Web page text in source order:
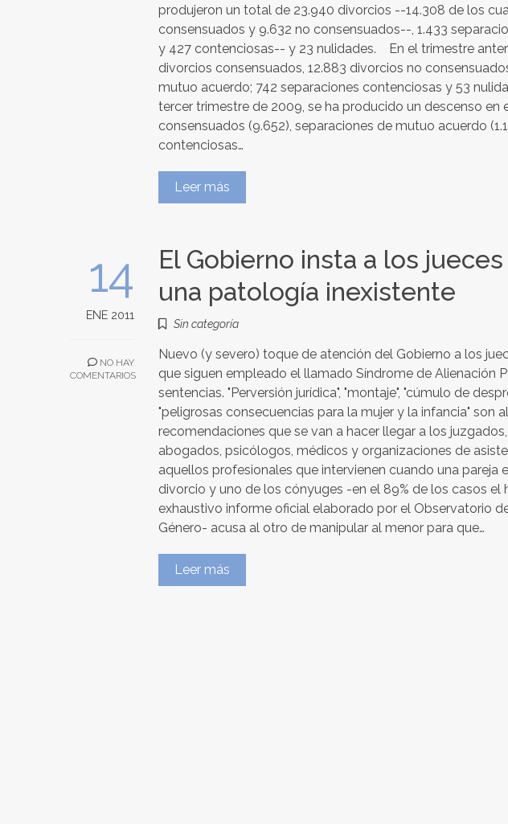
produjeron un total de 23.940 divorcios --14.308 de los
consensuados y 9.632 no consensuados--, 1.433
y 427 contenciosas-- y 23 nulidades. En el trimestre
divorcios consensuados, 12.883 divorcios no
mutuo acuerdo; 742 separaciones contenciosas y 53
tercer trimestre de 2009, se ha producido un descenso en
consensuados (9.652), separaciones de mutuo acuerdo
contenciosas…
Leer más
14
ENE 2011
NO HAY
COMENTARIOS
El Gobierno insta a los
una patología inexistente
Sin categoría
Nuevo (y severo) toque de atención del Gobierno a los
que siguen empleado el llamado Síndrome de Alienación
sentencias. "Perversión jurídica", "montaje", "cúmulo de
"peligrosas consecuencias para la mujer y la infancia" son
recomendaciones que se van a hacer llegar a los
abogados, psicólogos, médicos y organizaciones de
aquellos profesionales que intervienen cuando una pareja
divorcio y uno de los cónyuges -en el 89% de los casos el
exhaustivo informe oficial elaborado por el Observatorio
Género- acusa al otro de manipular al menor para que…
Leer más